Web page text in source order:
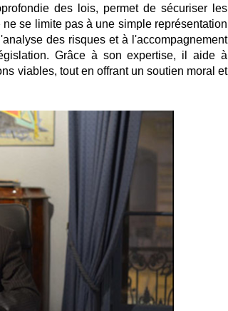
des lois, permet de sécuriser les
se limite pas à une simple représentation
des risques et à l'accompagnement
Grâce à son expertise, il aide à
viables, tout en offrant un soutien moral et